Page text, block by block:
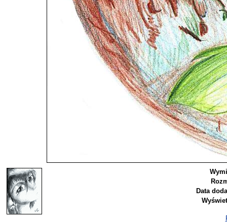
Data